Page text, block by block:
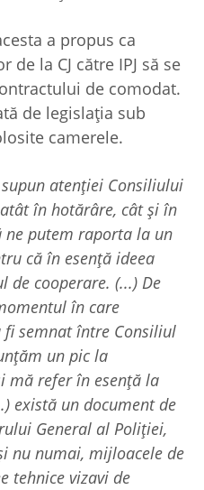
a propus ca
la CJ către IPJ să se
de comodat.
de legislația sub
camerele.
atenției Consiliului
în hotărâre, cât și în
ne putem raporta la un
că în esență ideea
de cooperare. (...) De
în care
semnat între Consiliul
un pic la
mă refer în esență la
există un document de
General al Poliției,
nu numai, mijloacele de
tehnice vizavi de